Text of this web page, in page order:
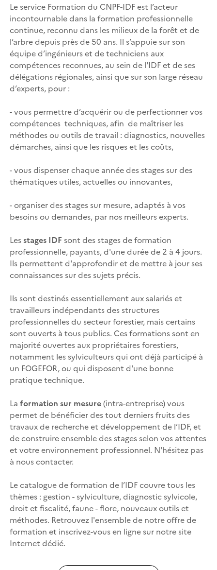
Le service Formation du CNPF-IDF est l’acteur
incontournable dans la formation professionnelle
continue, reconnu dans les milieux de la forêt et de
l’arbre depuis près de 50 ans. Il s’appuie sur son
équipe d’ingénieurs et de techniciens aux
compétences reconnues, au sein de l'IDF et de ses
délégations régionales, ainsi que sur son large réseau
d’experts, pour :
- vous permettre d’acquérir ou de perfectionner vos
compétences techniques, afin de maîtriser les
méthodes ou outils de travail : diagnostics, nouvelles
démarches, ainsi que les risques et les coûts,
- vous dispenser chaque année des stages sur des
thématiques utiles, actuelles ou innovantes,
- organiser des stages sur mesure, adaptés à vos
besoins ou demandes, par nos meilleurs experts.
Lesstages IDFsont des stages de formation
professionnelle, payants, d'une durée de 2 à 4 jours.
Ils permettent d'approfondir et de mettre à jour ses
connaissances sur des sujets précis.
Ils sont destinés essentiellement aux salariés et
travailleurs indépendants des structures
professionnelles du secteur forestier, mais certains
sont ouverts à tous publics. Ces formations sont en
majorité ouvertes aux propriétaires forestiers,
notamment les sylviculteurs qui ont déjà participé à
un FOGEFOR, ou qui disposent d'une bonne
pratique technique.
La formation sur mesure(intra-entreprise) vous
permet de bénéficier des tout derniers fruits des
travaux de recherche et développement de l’IDF, et
de construire ensemble des stages selon vos attentes
et votre environnement professionnel. N'hésitez pas
à nous contacter.
Le catalogue de formation de l’IDF couvre tous les
thèmes : gestion - sylviculture, diagnostic sylvicole,
droit et fiscalité, faune - flore, nouveaux outils et
méthodes. Retrouvez l'ensemble de notre offre de
formation et inscrivez-vous en ligne sur notre site
Internet dédié.